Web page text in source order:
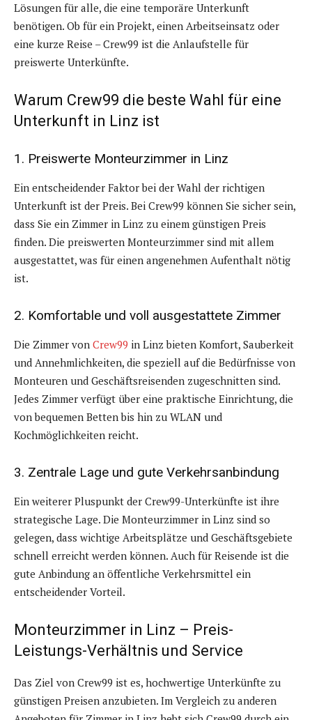
Lösungen für alle, die eine temporäre Unterkunft
benötigen. Ob für ein Projekt, einen Arbeitseinsatz oder
eine kurze Reise – Crew99 ist die Anlaufstelle für
preiswerte Unterkünfte.
Warum Crew99 die beste Wahl für eine
Unterkunft in Linz ist
1. Preiswerte Monteurzimmer in Linz
Ein entscheidender Faktor bei der Wahl der richtigen
Unterkunft ist der Preis. Bei Crew99 können Sie sicher sein,
dass Sie ein Zimmer in Linz zu einem günstigen Preis
finden. Die preiswerten Monteurzimmer sind mit allem
ausgestattet, was für einen angenehmen Aufenthalt nötig
ist.
2. Komfortable und voll ausgestattete Zimmer
Die Zimmer von Crew99 in Linz bieten Komfort, Sauberkeit
und Annehmlichkeiten, die speziell auf die Bedürfnisse von
Monteuren und Geschäftsreisenden zugeschnitten sind.
Jedes Zimmer verfügt über eine praktische Einrichtung, die
von bequemen Betten bis hin zu WLAN und
Kochmöglichkeiten reicht.
3. Zentrale Lage und gute Verkehrsanbindung
Ein weiterer Pluspunkt der Crew99-Unterkünfte ist ihre
strategische Lage. Die Monteurzimmer in Linz sind so
gelegen, dass wichtige Arbeitsplätze und Geschäftsgebiete
schnell erreicht werden können. Auch für Reisende ist die
gute Anbindung an öffentliche Verkehrsmittel ein
entscheidender Vorteil.
Monteurzimmer in Linz – Preis-
Leistungs-Verhältnis und Service
Das Ziel von Crew99 ist es, hochwertige Unterkünfte zu
günstigen Preisen anzubieten. Im Vergleich zu anderen